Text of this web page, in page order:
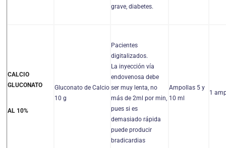
grave, diabetes.
CALCIO
GLUCONATO
AL 10%
Gluconato de Calcio
10 g
Pacientes
digitalizados.
La inyección vía
endovenosa debe
ser muy lenta, no
más de 2ml por min,
pues si es
demasiado rápida
puede producir
bradicardias
Ampollas 5 y
10 ml
1